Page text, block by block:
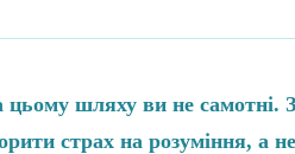
шляху ви не самотні.
страх на розуміння, а